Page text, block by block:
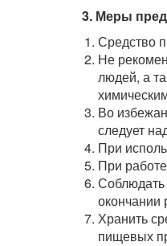
3. Меры
Средство
Не
людей, а
Во
следует
При
При
Соблюдать
окончании
Хранить
пищевых